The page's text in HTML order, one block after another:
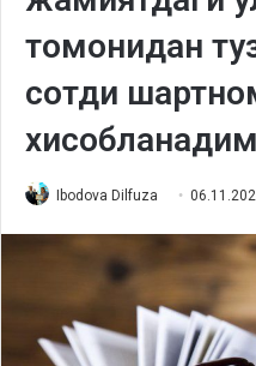
томонидан
сотди
Ibodova Dilfuza